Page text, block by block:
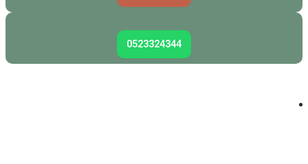
0523324344